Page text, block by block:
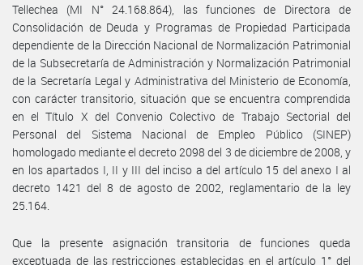
Tellechea (MI N° 24.168.864), las funciones de Directora de
Consolidación de Deuda y Programas de Propiedad Participada
dependiente de la Dirección Nacional de Normalización Patrimonial
de la Subsecretaría de Administración y Normalización Patrimonial
de la Secretaría Legal y Administrativa del Ministerio de Economía,
con carácter transitorio, situación que se encuentra comprendida
en el Título X del Convenio Colectivo de Trabajo Sectorial del
Personal del Sistema Nacional de Empleo Público (SINEP)
homologado mediante el decreto 2098 del 3 de diciembre de 2008, y
en los apartados I, II y III del inciso a del artículo 15 del anexo I al
decreto 1421 del 8 de agosto de 2002, reglamentario de la ley
25.164.
Que la presente asignación transitoria de funciones queda
exceptuada de las restricciones establecidas en el artículo 1° del